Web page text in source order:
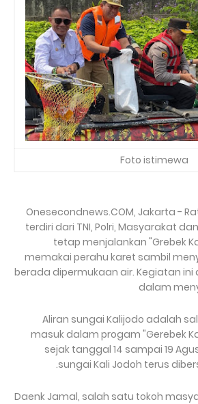
Foto istimewa
Onesecondnews.COM, Jakarta -
terdiri dari TNI, Polri, Masyarakat
tetap menjalankan "Grebek
memakai perahu karet sambil
berada dipermukaan air. Kegiatan ini
dalam
Aliran sungai Kalijodo adalah
masuk dalam progam "Gerebek
sejak tanggal 14 sampai 19
sungai Kali Jodoh terus
Daenk Jamal, salah satu tokoh